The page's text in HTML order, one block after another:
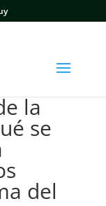
la
se
del